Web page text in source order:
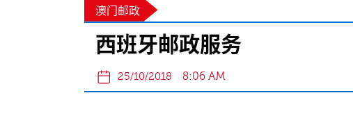
澳门邮政
西班牙邮政服务
25/10/2018 8:06 AM